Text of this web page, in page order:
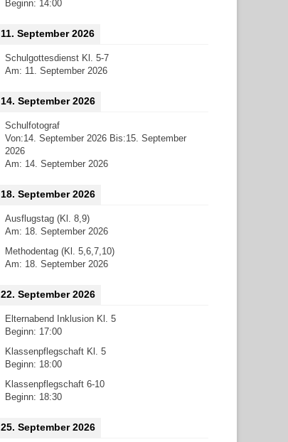
Beginn: 14:00
11. September 2026
Schulgottesdienst Kl. 5-7
Am: 11. September 2026
14. September 2026
Schulfotograf
Von:14. September 2026 Bis:15. September
2026
Am: 14. September 2026
18. September 2026
Ausflugstag (Kl. 8,9)
Am: 18. September 2026
Methodentag (Kl. 5,6,7,10)
Am: 18. September 2026
22. September 2026
Elternabend Inklusion Kl. 5
Beginn: 17:00
Klassenpflegschaft Kl. 5
Beginn: 18:00
Klassenpflegschaft 6-10
Beginn: 18:30
25. September 2026